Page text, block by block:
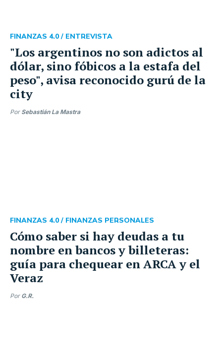
"Los argentinos no son adictos al
dólar, sino fóbicos a la estafa del
peso", avisa reconocido gurú de la
city
FINANZAS 4.0 / ENTREVISTA
Por Sebastián La Mastra
Cómo saber si hay deudas a tu
nombre en bancos y billeteras:
guía para chequear en ARCA y el
Veraz
FINANZAS 4.0 / FINANZAS PERSONALES
Por G.R.